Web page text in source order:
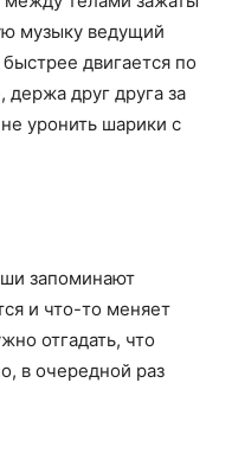
музыку ведущий
двигается по
держа друг друга за
уронить шарики с
запоминают
и что-то меняет
отгадать, что
в очередной раз